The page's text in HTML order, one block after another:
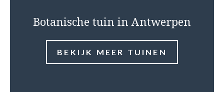
Botanische tuin in Antwerpen
BEKIJK MEER TUINEN